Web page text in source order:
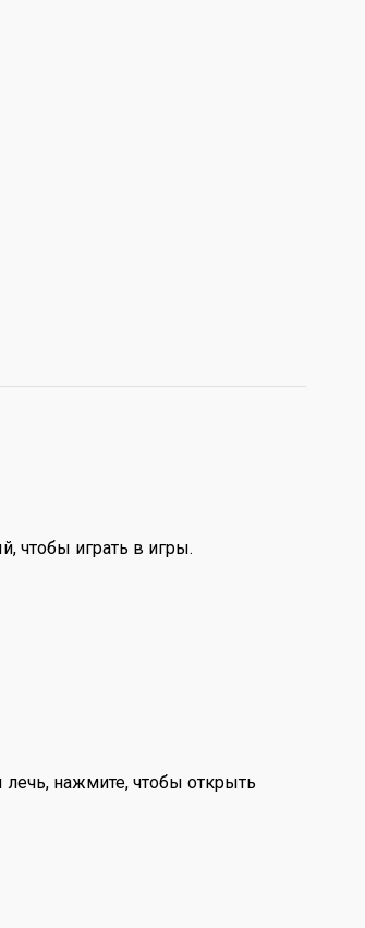
чтобы играть в игры.
лечь, нажмите, чтобы открыть